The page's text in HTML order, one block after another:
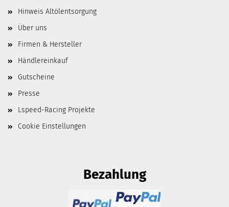
Hinweis Altölentsorgung
Über uns
Firmen & Hersteller
Händlereinkauf
Gutscheine
Presse
Lspeed-Racing Projekte
Cookie Einstellungen
Bezahlung